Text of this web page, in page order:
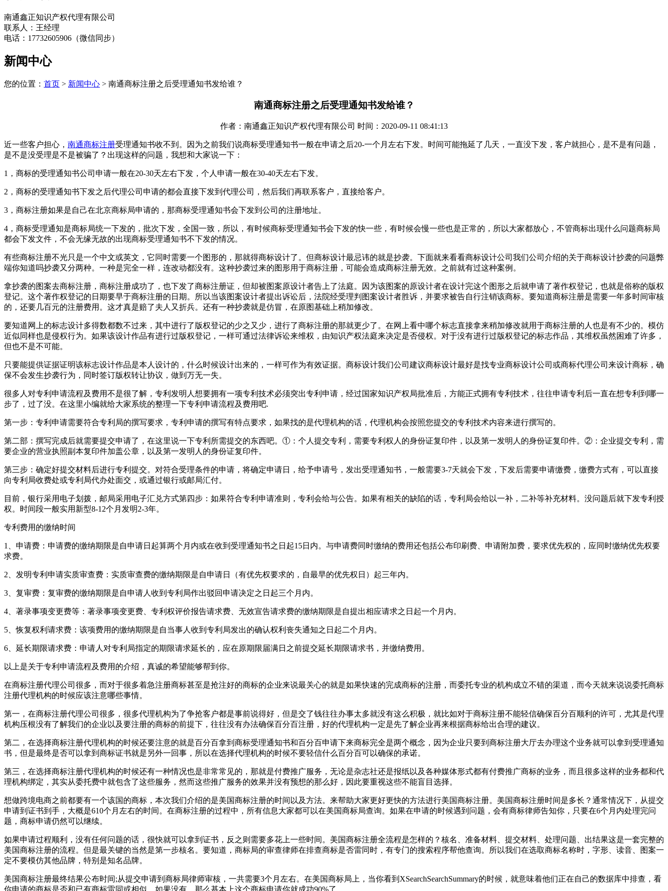
南通鑫正知识产权代理有限公司
联系人：王经理
电话：17732605906（微信同步）
新闻中心
您的位置： 首页 > 新闻中心 > 南通商标注册之后受理通知书发给谁？
南通商标注册之后受理通知书发给谁？
作者：南通鑫正知识产权代理有限公司 时间：2020-09-11 08:41:13
近一些客户担心， 南通商标注册受理通知书收不到。因为之前我们说商标受理通知书一般在申请之后20-一个月左右下发。时间可能拖延了几天，一直没下发，客户就担心，是不是有问题，
是不是没受理是不是被骗了？出现这样的问题，我想和大家说一下：
1，商标的受理通知书公司申请一般在20-30天左右下发，个人申请一般在30-40天左右下发。
2，商标的受理通知书下发之后代理公司申请的都会直接下发到代理公司，然后我们再联系客户，直接给客户。
3，商标注册如果是自己在北京商标局申请的，那商标受理通知书会下发到公司的注册地址。
4，商标受理通知是商标局统一下发的，批次下发，全国一致，所以，有时候商标受理通知书会下发的快一些，有时候会慢一些也是正常的，所以大家都放心，不管商标出现什么问题商标局
都会下发文件，不会无缘无故的出现商标受理通知书不下发的情况。
有些商标注册不光只是一个中文或英文，它同时需要一个图形的，那就得商标设计了。但商标设计最忌讳的就是抄袭。下面就来看看商标设计公司我们公司介绍的关于商标设计抄袭的问题弊
端你知道吗抄袭又分两种。一种是完全一样，连改动都没有。这种抄袭过来的图形用于商标注册，可能会造成商标注册无效。之前就有过这种案例。
拿抄袭的图案去商标注册，商标注册成功了，也下发了商标注册证，但却被图案原设计者告上了法庭。因为该图案的原设计者在设计完这个图形之后就申请了著作权登记，也就是俗称的版权
登记。这个著作权登记的日期要早于商标注册的日期。所以当该图案设计者提出诉讼后，法院经受理判图案设计者胜诉，并要求被告自行注销该商标。要知道商标注册是需要一年多时间审核
的，还要几百元的注册费用。这才真是赔了夫人又折兵。还有一种抄袭就是仿冒，在原图基础上稍加修改。
要知道网上的标志设计多得数都数不过来，其中进行了版权登记的少之又少，进行了商标注册的那就更少了。在网上看中哪个标志直接拿来稍加修改就用于商标注册的人也是有不少的。模仿
近似同样也是侵权行为。如果该设计作品有进行过版权登记，一样可通过法律诉讼来维权，由知识产权法庭来决定是否侵权。对于没有进行过版权登记的标志作品，其维权虽然困难了许多，
但也不是不可能。
只要能提供证据证明该标志设计作品是本人设计的，什么时候设计出来的，一样可作为有效证据。商标设计我们公司建议商标设计最好是找专业商标设计公司或商标代理公司来设计商标，确
保不会发生抄袭行为，同时签订版权转让协议，做到万无一失。
很多人对专利申请流程及费用不是很了解，专利发明人想要拥有一项专利技术必须突出专利申请，经过国家知识产权局批准后，方能正式拥有专利技术，往往申请专利后一直在想专利到哪一
步了，过了没。在这里小编就给大家系统的整理一下专利申请流程及费用吧.
第一步：专利申请需要符合专利局的撰写要求，专利申请的撰写有特点要求，如果找的是代理机构的话，代理机构会按照您提交的专利技术内容来进行撰写的。
第二部：撰写完成后就需要提交申请了，在这里说一下专利所需提交的东西吧。①：个人提交专利，需要专利权人的身份证复印件，以及第一发明人的身份证复印件。②：企业提交专利，需
要企业的营业执照副本复印件加盖公章，以及第一发明人的身份证复印件。
第三步：确定好提交材料后进行专利提交。对符合受理条件的申请，将确定申请日，给予申请号，发出受理通知书，一般需要3-7天就会下发，下发后需要申请缴费，缴费方式有，可以直接
向专利局收费处或专利局代办处面交，或通过银行或邮局汇付。
目前，银行采用电子划拨，邮局采用电子汇兑方式第四步：如果符合专利申请准则，专利会给与公告。如果有相关的缺陷的话，专利局会给以一补，二补等补充材料。没问题后就下发专利授
权。时间段一般实用新型8-12个月发明2-3年。
专利费用的缴纳时间
1、申请费：申请费的缴纳期限是自申请日起算两个月内或在收到受理通知书之日起15日内。与申请费同时缴纳的费用还包括公布印刷费、申请附加费，要求优先权的，应同时缴纳优先权要
求费。
2、发明专利申请实质审查费：实质审查费的缴纳期限是自申请日（有优先权要求的，自最早的优先权日）起三年内。
3、复审费：复审费的缴纳期限是自申请人收到专利局作出驳回申请决定之日起三个月内。
4、著录事项变更费等：著录事项变更费、专利权评价报告请求费、无效宣告请求费的缴纳期限是自提出相应请求之日起一个月内。
5、恢复权利请求费：该项费用的缴纳期限是自当事人收到专利局发出的确认权利丧失通知之日起二个月内。
6、延长期限请求费：申请人对专利局指定的期限请求延长的，应在原期限届满日之前提交延长期限请求书，并缴纳费用。
以上是关于专利申请流程及费用的介绍，真诚的希望能够帮到你。
在商标注册代理公司很多，而对于很多着急注册商标甚至是抢注好的商标的企业来说最关心的就是如果快速的完成商标的注册，而委托专业的机构成立不错的渠道，而今天就来说说委托商标
注册代理机构的时候应该注意哪些事情。
第一，在商标注册代理公司很多，很多代理机构为了争抢客户都是事前说得好，但是交了钱往往办事太多就没有这么积极，就比如对于商标注册不能轻信确保百分百顺利的许可，尤其是代理
机构压根没有了解我们的企业以及要注册的商标的前提下，往往没有办法确保百分百注册，好的代理机构一定是先了解企业再来根据商标给出合理的建议。
第二，在选择商标注册代理机构的时候还要注意的就是百分百拿到商标受理通知书和百分百申请下来商标完全是两个概念，因为企业只要到商标注册大厅去办理这个业务就可以拿到受理通知
书，但是最终是否可以拿到商标证书就是另外一回事，所以在选择代理机构的时候不要轻信什么百分百可以确保的承诺。
第三，在选择商标注册代理机构的时候还有一种情况也是非常常见的，那就是付费推广服务，无论是杂志社还是报纸以及各种媒体形式都有付费推广商标的业务，而且很多这样的业务都和代
理机构绑定，其实从委托费中就包含了这些服务，然而这些推广服务的效果并没有预想的那么好，因此要重视这些不能盲目选择。
想做跨境电商之前都要有一个该国的商标，本次我们介绍的是美国商标注册的时间以及方法。来帮助大家更好更快的方法进行美国商标注册。美国商标注册时间是多长？通常情况下，从提交
申请到证书到手，大概是610个月左右的时间。在商标注册的过程中，所有信息大家都可以在美国商标局查询。如果在申请的时候遇到问题，会有商标律师告知你，只要在6个月内处理完问
题，商标申请仍然可以继续。
如果申请过程顺利，没有任何问题的话，很快就可以拿到证书，反之则需要多花上一些时间。美国商标注册全流程是怎样的？核名、准备材料、提交材料、处理问题、出结果这是一套完整的
美国商标注册的流程。但是最关键的当然是第一步核名。要知道，商标局的审查律师在排查商标是否雷同时，有专门的搜索程序帮他查询。所以我们在选取商标名称时，字形、读音、图案一
定不要模仿其他品牌，特别是知名品牌。
美国商标注册最终结果公布时间;从提交申请到商标局律师审核，一共需要3个月左右。在美国商标局上，当你看到XSearchSearchSummary的时候，就意味着他们正在自己的数据库中排查，看
你申请的商标是否和已有商标雷同或相似。如果没有，那么基本上这个商标申请你就成功90%了。